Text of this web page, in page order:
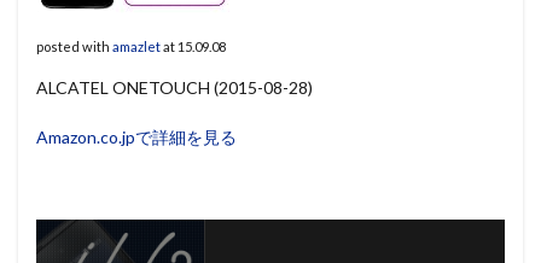
posted with amazletat 15.09.08
ALCATEL ONETOUCH (2015-08-28)
Amazon.co.jpで詳細を見る